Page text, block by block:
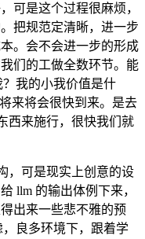
可是这个过程很麻烦，
把规范定清晰，进一步
。会不会进一步的形成
们的工做全数环节。能
我的小我价值是什
来将会很快到来。是去
西来施行，很快我们就
可是现实上创意的设
llm 的输出体例下来，
出来一些悲不雅的预
良多环境下，跟着学